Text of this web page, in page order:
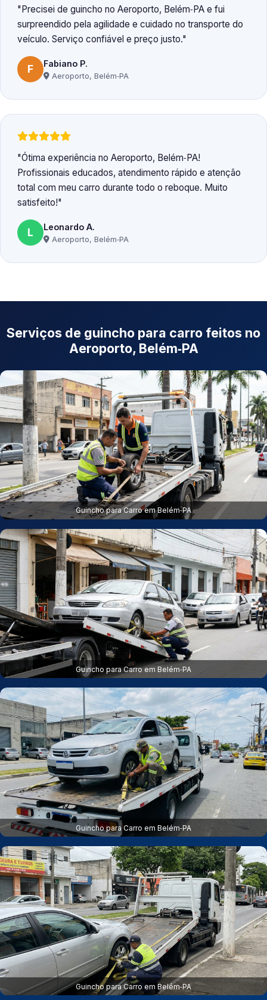
Precisei de guincho no Aeroporto, Belém‑PA e fui
surpreendido pela agilidade e cuidado no transporte do
veículo. Serviço confiável e preço justo.
F Fabiano P.
Aeroporto, Belém‑PA
Ótima experiência no Aeroporto, Belém‑PA!
Profissionais educados, atendimento rápido e atenção
total com meu carro durante todo o reboque. Muito
satisfeito!
L Leonardo A.
Aeroporto, Belém‑PA
Serviços de guincho para carro feitos no
Aeroporto, Belém‑PA
Guincho para Carro em Belém‑PA
Guincho para Carro em Belém‑PA
Guincho para Carro em Belém‑PA
Guincho para Carro em Belém‑PA